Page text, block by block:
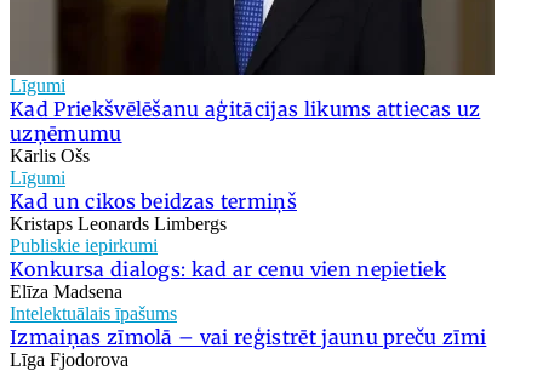
Līgumi
Kad Priekšvēlēšanu aģitācijas likums attiecas uz
uzņēmumu
Kārlis Ošs
Līgumi
Kad un cikos beidzas termiņš
Kristaps Leonards Limbergs
Publiskie iepirkumi
Konkursa dialogs: kad ar cenu vien nepietiek
Elīza Madsena
Intelektuālais īpašums
Izmaiņas zīmolā – vai reģistrēt jaunu preču zīmi
Līga Fjodorova